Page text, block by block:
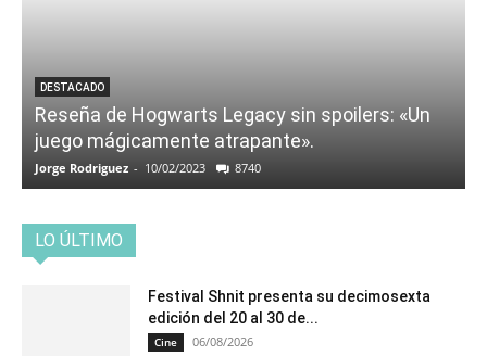
DESTACADO
Reseña de Hogwarts Legacy sin spoilers: «Un
juego mágicamente atrapante».
Jorge Rodriguez - 10/02/2023 8740
LO ÚLTIMO
Festival Shnit presenta su decimosexta
edición del 20 al 30 de...
Cine 06/08/2026